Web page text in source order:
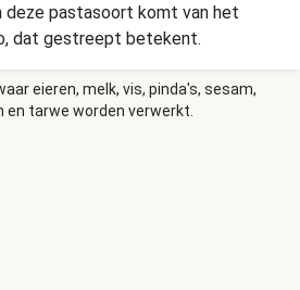
deze pastasoort komt van het
dat gestreept betekent.
eieren, melk, vis, pinda's, sesam,
en tarwe worden verwerkt.